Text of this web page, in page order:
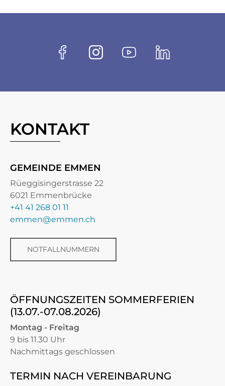
Socials
FacebookInstagramYoutubeLinkedin
KONTAKT
GEMEINDE EMMEN
Rüeggisingerstrasse 22
6021 Emmenbrücke
+41 41 268 01 11
emmen@emmen.ch
NOTFALLNUMMERN
ÖFFNUNGSZEITEN SOMMERFERIEN
(13.07.-07.08.2026)
Montag - Freitag
9 bis 11.30 Uhr
Nachmittags geschlossen
TERMIN NACH VEREINBARUNG